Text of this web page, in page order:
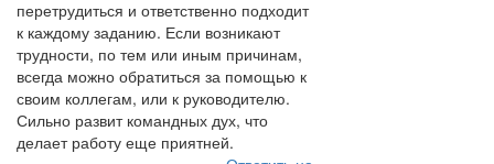
перетрудиться и ответственно подходит
к каждому заданию. Если возникают
трудности, по тем или иным причинам,
всегда можно обратиться за помощью к
своим коллегам, или к руководителю.
Сильно развит командных дух, что
делает работу еще приятней.